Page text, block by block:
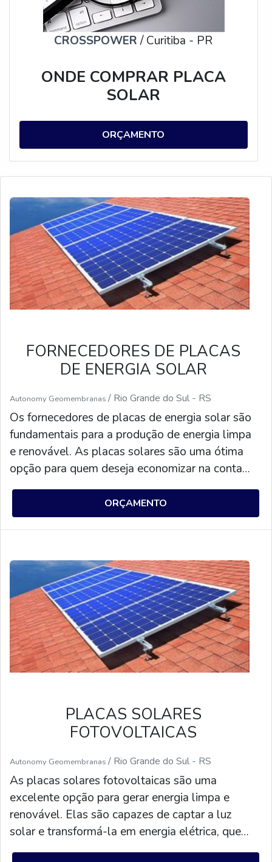
CROSSPOWER/ Curitiba - PR
ONDE COMPRAR PLACA
SOLAR
ORÇAMENTO
FORNECEDORES DE PLACAS
DE ENERGIA SOLAR
Autonomy Geomembranas / Rio Grande do Sul - RS
Os fornecedores de placas de energia solar são
fundamentais para a produção de energia limpa
e renovável. As placas solares são uma ótima
opção para quem deseja economizar na conta
de luz e contribuir para o meio ambiente. Os
fornecedores de placas de energia solar
oferecem diversos modelos de placas, com
também oferecem serviços de instalação e
manutenção para garantir que as placas
funcionem corretamente.
ORÇAMENTO
PLACAS SOLARES
FOTOVOLTAICAS
Autonomy Geomembranas / Rio Grande do Sul - RS
As placas solares fotovoltaicas são uma
excelente opção para gerar energia limpa e
renovável. Elas são capazes de captar a luz
solar e transformá-la em energia elétrica, que
pode ser usada para alimentar residências,